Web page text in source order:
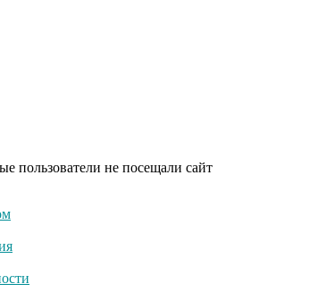
пользователи не посещали сайт